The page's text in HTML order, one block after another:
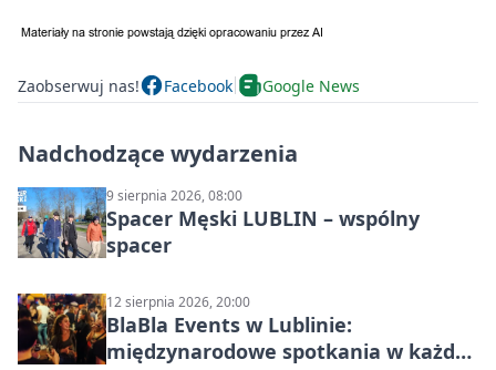
Zaobserwuj nas! Facebook Google News
Nadchodzące wydarzenia
9 sierpnia 2026, 08:00
Spacer Męski LUBLIN – wspólny
spacer
12 sierpnia 2026, 20:00
BlaBla Events w Lublinie:
międzynarodowe spotkania w każdą